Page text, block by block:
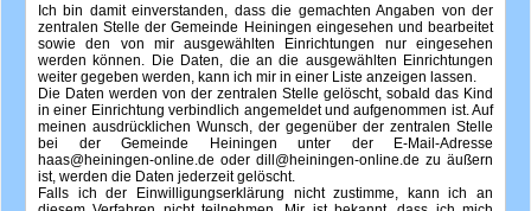
Ich bin damit einverstanden, dass die gemachten Angaben von der
zentralen Stelle der Gemeinde Heiningen eingesehen und bearbeitet
sowie den von mir ausgewählten Einrichtungen nur eingesehen
werden können. Die Daten, die an die ausgewählten Einrichtungen
weiter gegeben werden, kann ich mir in einer Liste anzeigen lassen.
Die Daten werden von der zentralen Stelle gelöscht, sobald das Kind
in einer Einrichtung verbindlich angemeldet und aufgenommen ist. Auf
meinen ausdrücklichen Wunsch, der gegenüber der zentralen Stelle
bei der Gemeinde Heiningen unter der E-Mail-Adresse
haas@heiningen-online.de oder dill@heiningen-online.de zu äußern
ist, werden die Daten jederzeit gelöscht.
Falls ich der Einwilligungserklärung nicht zustimme, kann ich an